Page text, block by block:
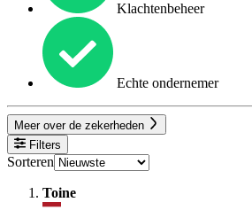
Klachtenbeheer
Echte ondernemer
Meer over de zekerheden
Filters
Sorteren
Toine